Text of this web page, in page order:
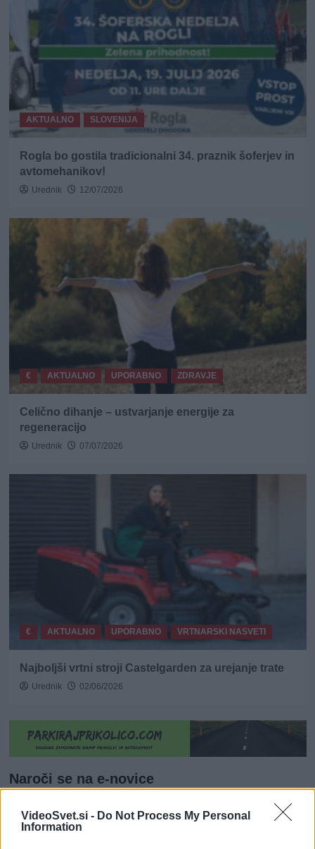
VideoSvet.si - Do Not Process My Personal
Information
AKTUALNO SLOVENIJA
Rogla bo gostila tradicionalni 34. praznik šoferjev in
avtomehanikov!
Urednik 12/07/2026
€ AKTUALNO UPORABNO ZDRAVJE
Celično dihanje – ustvarjanje energije za
regeneracijo
Urednik 07/07/2026
€ AKTUALNO UPORABNO VRTNARSKI NASVETI
Najboljši vrtni stroji Castelgarden za urejanje trate
Urednik 02/06/2026
Naroči se na e-novice